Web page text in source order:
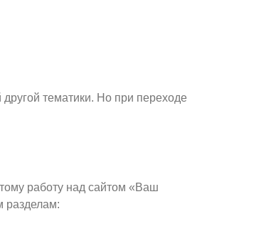
тематики. Но при переходе
работу над сайтом «Ваш
разделам: